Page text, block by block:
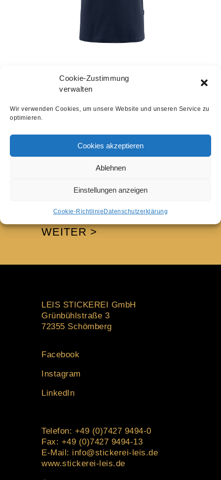
Cookie-Zustimmung
verwalten
Wir verwenden Cookies, um unsere Website und unseren Service zu
optimieren.
Cookies akzeptieren
Ablehnen
Einstellungen anzeigen
Cookie-Richtlinie Datenschutzerklärung
KONTAKT
MELDEN SIE SICH
WIR HELFEN IHNEN
WEITER >
LEIS STICKEREI GmbH
Grünbühlstraße 3
72355 Schömberg
Facebook
Instagram
LinkedIn
Telefon: +49 (0)7427 9494-0
Fax: +49 (0)7427 9494-13
E-Mail: info@stickerei-leis.de
www.stickerei-leis.de